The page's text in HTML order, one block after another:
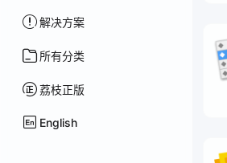
解决方案
所有分类
荔枝正版
English